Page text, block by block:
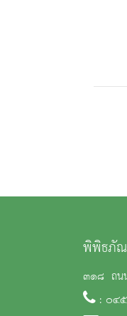
พิพิธภั
๓๑๘ ถนน
: ๐๔